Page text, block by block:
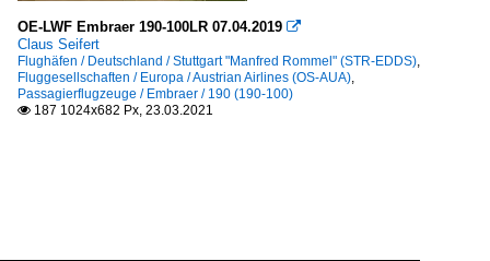
OE-LWF Embraer 190-100LR 07.04.2019 
Claus Seifert
Flughäfen / Deutschland / Stuttgart "Manfred Rommel" (STR-EDDS),
Fluggesellschaften / Europa / Austrian Airlines (OS-AUA),
Passagierflugzeuge / Embraer / 190 (190-100)
 187 1024x682 Px, 23.03.2021